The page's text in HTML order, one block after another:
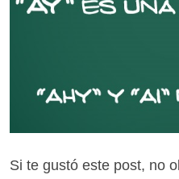
Si te gustó este post, no